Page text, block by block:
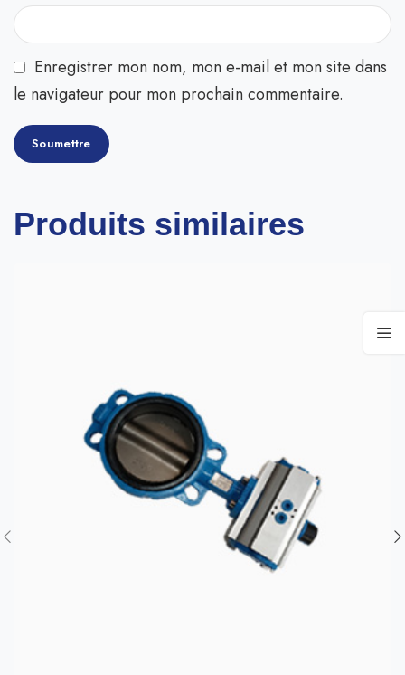
Enregistrer mon nom, mon e-mail et mon site dans
le navigateur pour mon prochain commentaire.
Produits similaires